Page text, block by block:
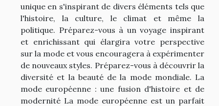
unique en s'inspirant de divers éléments tels que
l'histoire, la culture, le climat et même la
politique. Préparez-vous à un voyage inspirant
et enrichissant qui élargira votre perspective
sur la mode et vous encouragera à expérimenter
de nouveaux styles. Préparez-vous à découvrir la
diversité et la beauté de la mode mondiale. La
mode européenne : une fusion d'histoire et de
modernité La mode européenne est un parfait